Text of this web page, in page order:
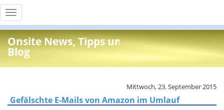
Toggle
navigation
Onsite News, Tipps und Info
Blog
Mittwoch, 23. September 2015
Gefälschte E-Mails von Amazon im Umlauf